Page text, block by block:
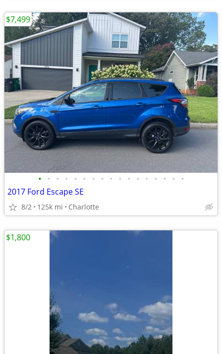
• • • • • • • • • • • • • • • • •
2017 Ford Escape SE
8/2 125k mi Charlotte
$7,499
$1,800